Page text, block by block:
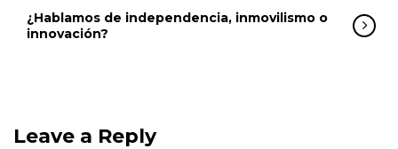
¿Hablamos de independencia, inmovilismo o
innovación?
Leave a Reply